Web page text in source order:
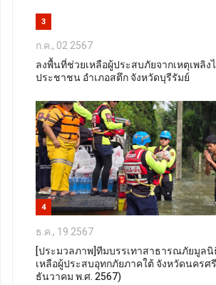
3
ก.ค., 02 2567
ลงพื้นที่ช่วยเหลือผู้ประสบภัยจากเหตุเพลิง
ประชาชน อำเภอสตึก จังหวัดบุรีรัมย์
4
ธ.ค., 19 2567
[ประมวลภาพ]ทีมบรรเทาสาธารณภัยมูลนิ
เหลือผู้ประสบอุทกภัยภาคใต้ จังหวัดนครศ
ธันวาคม พ.ศ. 2567)